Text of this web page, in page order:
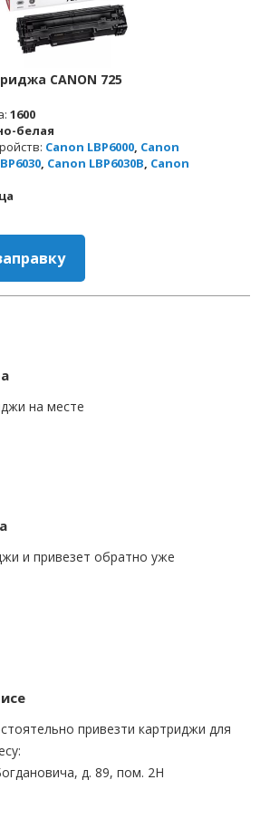
CANON 725
1600
белая
Canon LBP6000, Canon
, Canon LBP6030B, Canon
на месте
и привезет обратно уже
привезти картриджи для
д. 89, пом. 2Н